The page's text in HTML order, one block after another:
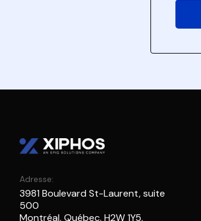
Adresse:
3981 Boulevard St-Laurent, suite
500
Montréal, Québec. H2W 1Y5,